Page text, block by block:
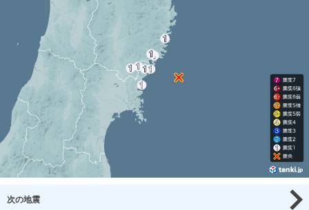
次の地震